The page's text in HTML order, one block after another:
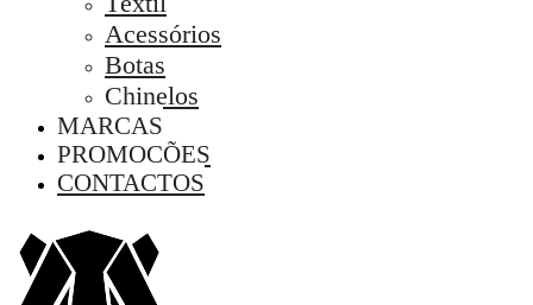
Acessórios
Botas
Chinelos
MARCAS
PROMOÇÕES
CONTACTOS